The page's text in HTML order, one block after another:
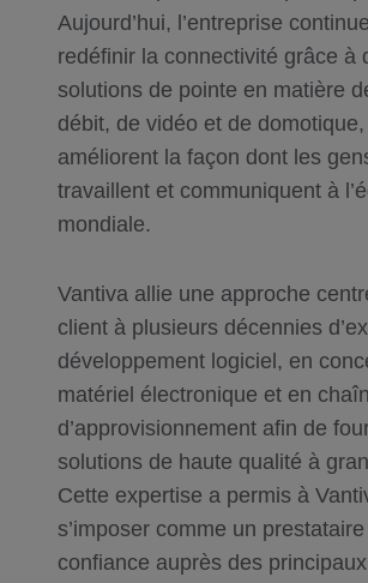
Aujourd’hui, l’entreprise
redéfinir la connectivité grâce à
solutions de pointe en matière
débit, de vidéo et de domotique,
améliorent la façon dont les
travaillent et communiquent à
mondiale.
Vantiva allie une approche
client à plusieurs décennies
développement logiciel, en
matériel électronique et en
d’approvisionnement afin de
solutions de haute qualité à
Cette expertise a permis à
s’imposer comme un
confiance auprès des principaux